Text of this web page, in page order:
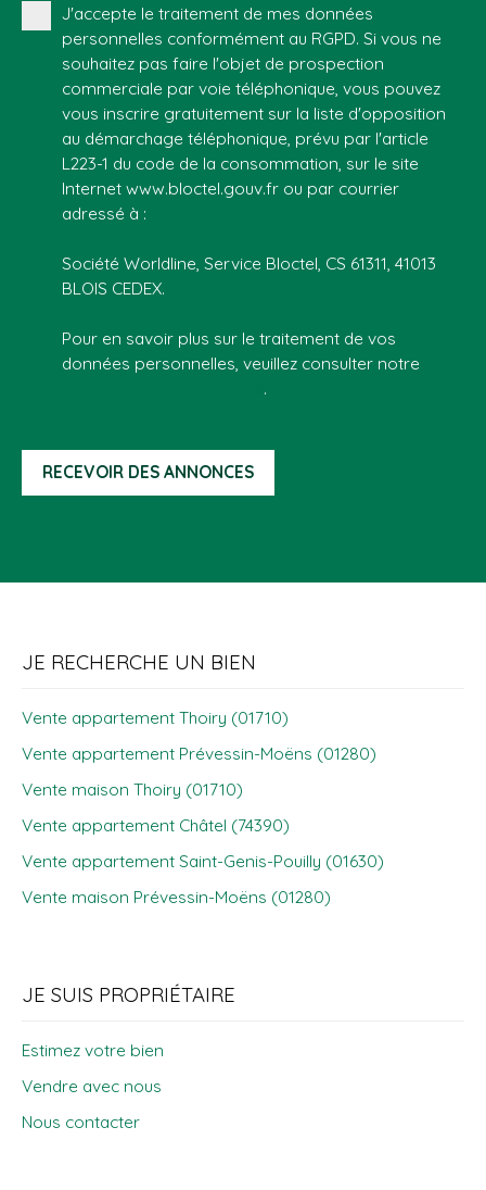
J'accepte le traitement de mes données
personnelles conformément au RGPD. Si vous ne
souhaitez pas faire l'objet de prospection
commerciale par voie téléphonique, vous pouvez
vous inscrire gratuitement sur la liste d'opposition
au démarchage téléphonique, prévu par l'article
L223-1 du code de la consommation, sur le site
Internet www.bloctel.gouv.fr ou par courrier
adressé à :
Société Worldline, Service Bloctel, CS 61311, 41013
BLOIS CEDEX.
Pour en savoir plus sur le traitement de vos
données personnelles, veuillez consulter notre
.
RECEVOIR DES ANNONCES
JE RECHERCHE UN BIEN
Vente appartement Thoiry (01710)
Vente appartement Prévessin-Moëns (01280)
Vente maison Thoiry (01710)
Vente appartement Châtel (74390)
Vente appartement Saint-Genis-Pouilly (01630)
Vente maison Prévessin-Moëns (01280)
JE SUIS PROPRIÉTAIRE
Estimez votre bien
Vendre avec nous
Nous contacter